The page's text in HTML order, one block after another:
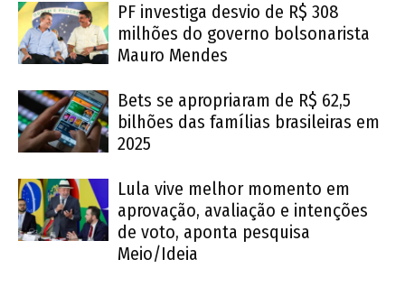
PF investiga desvio de R$ 308
milhões do governo bolsonarista
Mauro Mendes
Bets se apropriaram de R$ 62,5
bilhões das famílias brasileiras em
2025
Lula vive melhor momento em
aprovação, avaliação e intenções
de voto, aponta pesquisa
Meio/Ideia